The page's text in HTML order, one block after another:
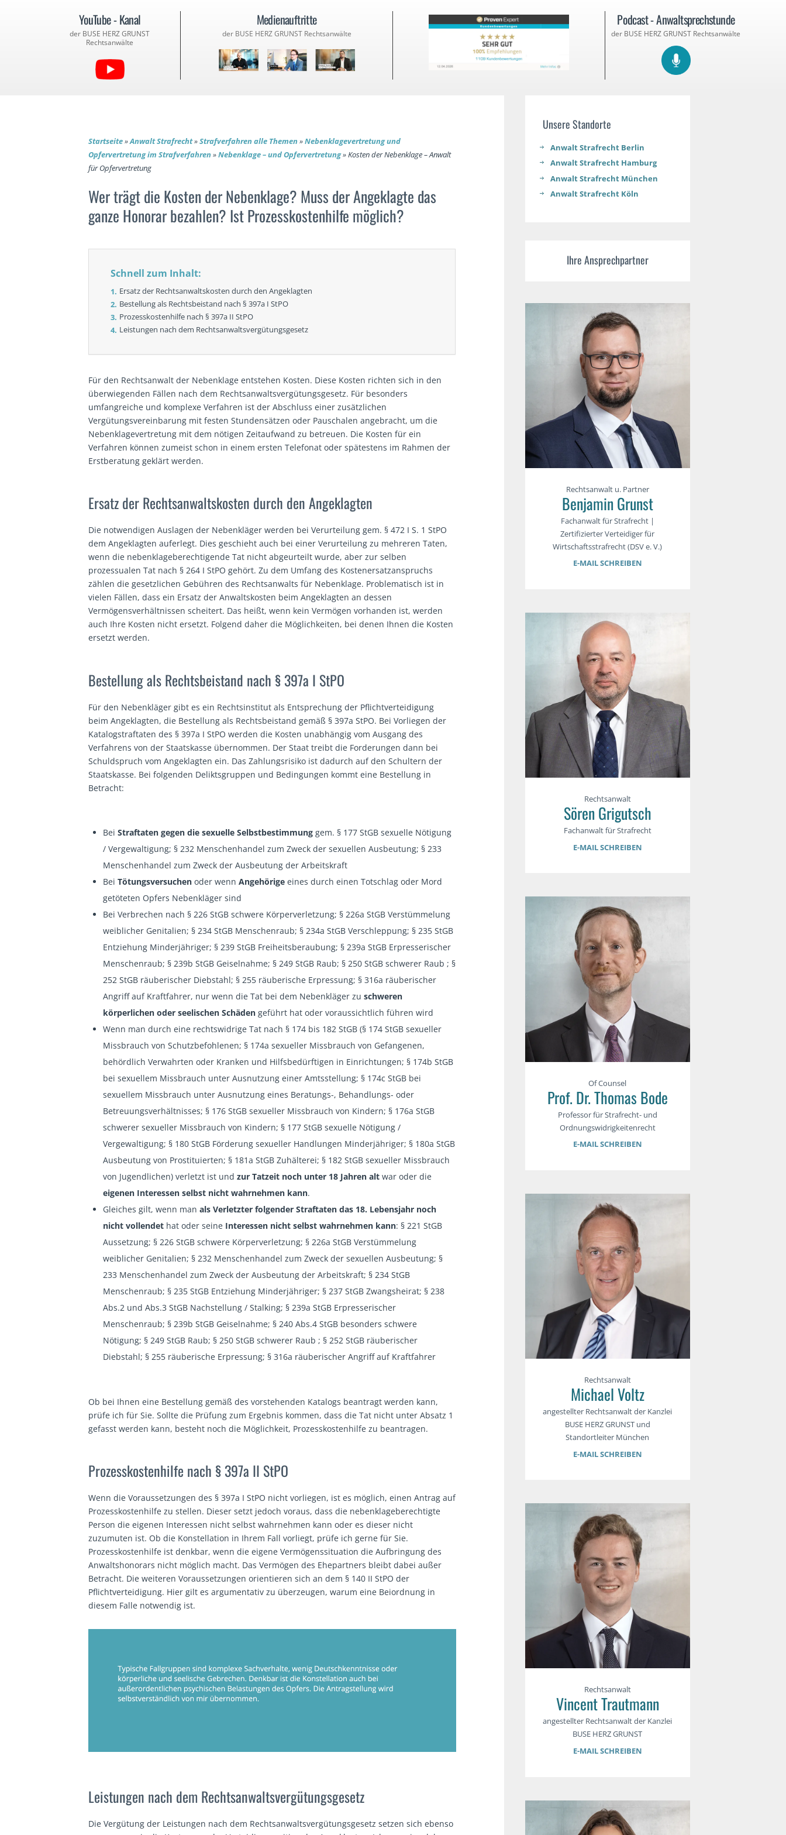
YouTube - Kanal
der BUSE HERZ GRUNST
Rechtsanwälte
Medienauftritte
der BUSE HERZ GRUNST Rechtsanwälte
Podcast - Anwaltsprechstunde
der BUSE HERZ GRUNST Rechtsanwälte
Startseite»Anwalt Strafrecht»Strafverfahren alle Themen »Nebenklagevertretung und
Opfervertretung im Strafverfahren »Nebenklage – und Opfervertretung»Kosten der Nebenklage – Anwalt
für Opfervertretung
Wer trägt die Kosten der Nebenklage? Muss der Angeklagte das
ganze Honorar bezahlen? Ist Prozesskostenhilfe möglich?
Schnell zum Inhalt:
Ersatz der Rechtsanwalts­kosten durch den Angeklagten
Bestellung als Rechtsbeistand nach § 397a I StPO
Prozesskosten­hilfe nach § 397a II StPO
Leistungen nach dem Rechtsanwalts­vergütungsgesetz
Für den Rechtsanwalt der Nebenklage entstehen Kosten. Diese Kosten richten sich in den
überwiegenden Fällen nach dem Rechtsanwaltsvergütungsgesetz. Für besonders
umfangreiche und komplexe Verfahren ist der Abschluss einer zusätzlichen
Vergütungsvereinbarung mit festen Stundensätzen oder Pauschalen angebracht, um die
Nebenklagevertretung mit dem nötigen Zeitaufwand zu betreuen. Die Kosten für ein
Verfahren können zumeist schon in einem ersten Telefonat oder spätestens im Rahmen der
Erstberatung geklärt werden.
Ersatz der Rechtsanwalts­kosten durch den Angeklagten
Die notwendigen Auslagen der Nebenkläger werden bei Verurteilung gem. § 472 I S. 1 StPO
dem Angeklagten auferlegt. Dies geschieht auch bei einer Verurteilung zu mehreren Taten,
wenn die nebenklageberechtigende Tat nicht abgeurteilt wurde, aber zur selben
prozessualen Tat nach § 264 I StPO gehört. Zu dem Umfang des Kostenersatzanspruchs
zählen die gesetzlichen Gebühren des Rechtsanwalts für Nebenklage. Problematisch ist in
vielen Fällen, dass ein Ersatz der Anwaltskosten beim Angeklagten an dessen
Vermögensverhältnissen scheitert. Das heißt, wenn kein Vermögen vorhanden ist, werden
auch Ihre Kosten nicht ersetzt. Folgend daher die Möglichkeiten, bei denen Ihnen die Kosten
ersetzt werden.
Bestellung als Rechtsbeistand nach § 397a I StPO
Für den Nebenkläger gibt es ein Rechtsinstitut als Entsprechung der Pflichtverteidigung
beim Angeklagten, die Bestellung als Rechtsbeistand gemäß § 397a StPO. Bei Vorliegen der
Katalogstraftaten des § 397a I StPO werden die Kosten unabhängig vom Ausgang des
Verfahrens von der Staatskasse übernommen. Der Staat treibt die Forderungen dann bei
Schuldspruch vom Angeklagten ein. Das Zahlungsrisiko ist dadurch auf den Schultern der
Staatskasse. Bei folgenden Deliktsgruppen und Bedingungen kommt eine Bestellung in
Betracht:
BeiStraftaten gegen die sexuelle Selbstbestimmung gem. § 177 StGB sexuelle Nötigung
/ Vergewaltigung; § 232 Menschenhandel zum Zweck der sexuellen Ausbeutung; § 233
Menschenhandel zum Zweck der Ausbeutung der Arbeitskraft
BeiTötungsversuchen oder wennAngehörige eines durch einen Totschlag oder Mord
getöteten Opfers Nebenkläger sind
Bei Verbrechen nach § 226 StGB schwere Körperverletzung; § 226a StGB Verstümmelung
weiblicher Genitalien; § 234 StGB Menschenraub; § 234a StGB Verschleppung; § 235 StGB
Entziehung Minderjähriger; § 239 StGB Freiheitsberaubung; § 239a StGB Erpresserischer
Menschenraub; § 239b StGB Geiselnahme; § 249 StGB Raub; § 250 StGB schwerer Raub ; §
252 StGB räuberischer Diebstahl; § 255 räuberische Erpressung; § 316a räuberischer
Angriff auf Kraftfahrer, nur wenn die Tat bei dem Nebenkläger zuschweren
körperlichen oder seelischen Schäden geführt hat oder voraussichtlich führen wird
Wenn man durch eine rechtswidrige Tat nach § 174 bis 182 StGB (§ 174 StGB sexueller
Missbrauch von Schutzbefohlenen; § 174a sexueller Missbrauch von Gefangenen,
behördlich Verwahrten oder Kranken und Hilfsbedürftigen in Einrichtungen; § 174b StGB
bei sexuellem Missbrauch unter Ausnutzung einer Amtsstellung; § 174c StGB bei
sexuellem Missbrauch unter Ausnutzung eines Beratungs-, Behandlungs- oder
Betreuungsverhältnisses; § 176 StGB sexueller Missbrauch von Kindern; § 176a StGB
schwerer sexueller Missbrauch von Kindern; § 177 StGB sexuelle Nötigung /
Vergewaltigung; § 180 StGB Förderung sexueller Handlungen Minderjähriger; § 180a StGB
Ausbeutung von Prostituierten; § 181a StGB Zuhälterei; § 182 StGB sexueller Missbrauch
von Jugendlichen) verletzt ist undzur Tatzeit noch unter 18 Jahren alt war oder die
eigenen Interessen selbst nicht wahrnehmen kann.
Gleiches gilt, wenn manals Verletzter folgender Straftaten das 18. Lebensjahr noch
nicht vollendet hat oder seine Interessen nicht selbst wahrnehmen kann: § 221 StGB
Aussetzung; § 226 StGB schwere Körperverletzung; § 226a StGB Verstümmelung
weiblicher Genitalien; § 232 Menschenhandel zum Zweck der sexuellen Ausbeutung; §
233 Menschenhandel zum Zweck der Ausbeutung der Arbeitskraft; § 234 StGB
Menschenraub; § 235 StGB Entziehung Minderjähriger; § 237 StGB Zwangsheirat; § 238
Abs.2 und Abs.3 StGB Nachstellung / Stalking; § 239a StGB Erpresserischer
Menschenraub; § 239b StGB Geiselnahme; § 240 Abs.4 StGB besonders schwere
Nötigung; § 249 StGB Raub; § 250 StGB schwerer Raub ; § 252 StGB räuberischer
Diebstahl; § 255 räuberische Erpressung; § 316a räuberischer Angriff auf Kraftfahrer
Ob bei Ihnen eine Bestellung gemäß des vorstehenden Katalogs beantragt werden kann,
prüfe ich für Sie. Sollte die Prüfung zum Ergebnis kommen, dass die Tat nicht unter Absatz 1
gefasst werden kann, besteht noch die Möglichkeit, Prozesskostenhilfe zu beantragen.
Prozesskosten­hilfe nach § 397a II StPO
Wenn die Voraussetzungen des § 397a I StPO nicht vorliegen, ist es möglich, einen Antrag auf
Prozesskostenhilfe zu stellen. Dieser setzt jedoch voraus, dass die nebenklageberechtigte
Person die eigenen Interessen nicht selbst wahrnehmen kann oder es dieser nicht
zuzumuten ist. Ob die Konstellation in Ihrem Fall vorliegt, prüfe ich gerne für Sie.
Prozesskostenhilfe ist denkbar, wenn die eigene Vermögenssituation die Aufbringung des
Anwaltshonorars nicht möglich macht. Das Vermögen des Ehepartners bleibt dabei außer
Betracht. Die weiteren Voraussetzungen orientieren sich an dem § 140 II StPO der
Pflichtverteidigung. Hier gilt es argumentativ zu überzeugen, warum eine Beiordnung in
diesem Falle notwendig ist.
Leistungen nach dem Rechtsanwalts­vergütungsgesetz
Die Vergütung der Leistungen nach dem Rechtsanwaltsvergütungsgesetz setzen sich ebenso
Unsere Standorte
Anwalt Strafrecht Berlin
Anwalt Strafrecht Hamburg
Anwalt Strafrecht München
Anwalt Strafrecht Köln
Ihre Ansprechpartner
Rechtsanwalt u. Partner
Benjamin Grunst
Fachanwalt für Strafrecht |
Zertifizierter Verteidiger für
Wirtschaftsstrafrecht (DSV e. V.)
E-MAIL SCHREIBEN
Rechtsanwalt
Sören Grigutsch
Fachanwalt für Strafrecht
E-MAIL SCHREIBEN
Of Counsel
Prof. Dr. Thomas Bode
Professor für Strafrecht- und
Ordnungswidrigkeitenrecht
E-MAIL SCHREIBEN
Rechtsanwalt
Michael Voltz
angestellter Rechtsanwalt der Kanzlei
BUSE HERZ GRUNST und
Standortleiter München
E-MAIL SCHREIBEN
Rechtsanwalt
Vincent Trautmann
angestellter Rechtsanwalt der Kanzlei
BUSE HERZ GRUNST
E-MAIL SCHREIBEN